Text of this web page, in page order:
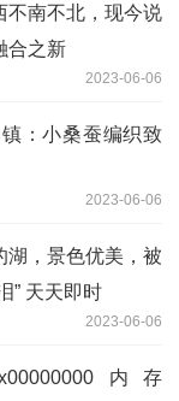
不南不北，现今说
合之新
2023-06-06
：小桑蚕编织致
2023-06-06
湖，景色优美，被
” 天天即时
2023-06-06
内存